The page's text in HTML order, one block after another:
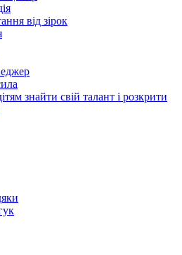
від зірок
знайти свій талант і розкрити